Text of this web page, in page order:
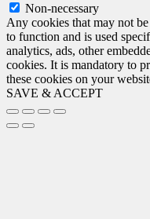
Non-necessary
Any cookies that may not
to function and is used
analytics, ads, other
cookies. It is mandatory to
these cookies on your
SAVE & ACCEPT